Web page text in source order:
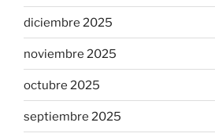
diciembre 2025
noviembre 2025
octubre 2025
septiembre 2025